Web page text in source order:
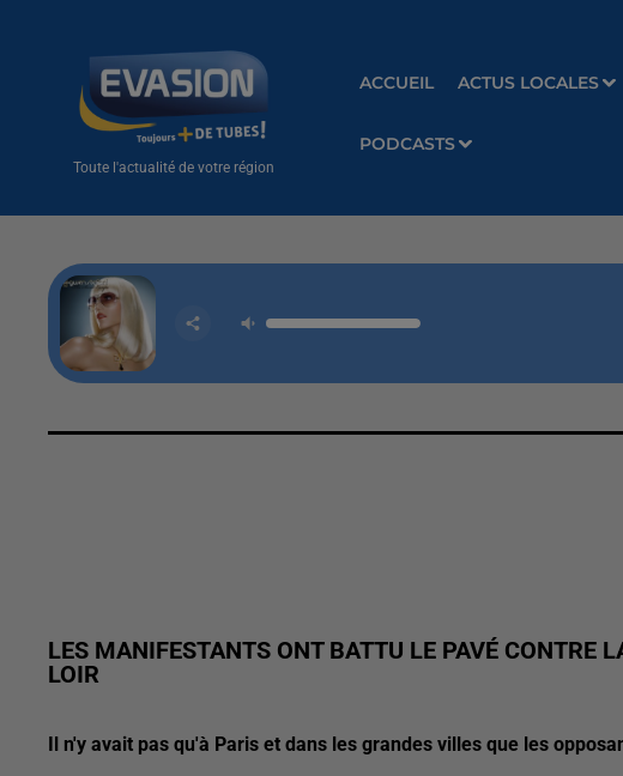
Toute l'actualité de votre région
ACCUEIL ACTUS LOCALES
PODCASTS
LES MANIFESTANTS ONT BATTU LE PAVÉ CONTRE
LOIR
Il n'y avait pas qu'à Paris et dans les grandes villes que les